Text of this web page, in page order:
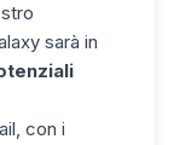
sarà in
con i